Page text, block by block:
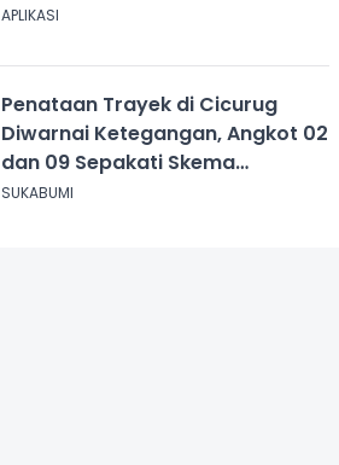
APLIKASI
Penataan Trayek di Cicurug
Diwarnai Ketegangan, Angkot 02
dan 09 Sepakati Skema
Sementara
SUKABUMI